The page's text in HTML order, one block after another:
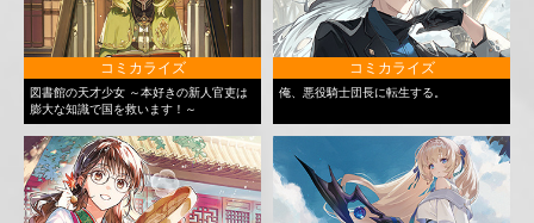
コミカライズ
図書館の天才少女 ～本好きの新人官吏は
膨大な知識で国を救います！～
コミカライズ
俺、悪役騎士団長に転生する。